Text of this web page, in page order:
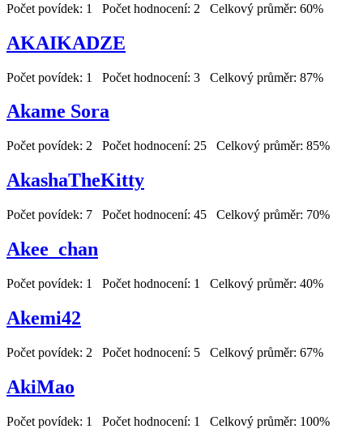
Počet povídek: 1 Počet hodnocení: 2 Celkový průměr: 60%
AKAIKADZE
Počet povídek: 1 Počet hodnocení: 3 Celkový průměr: 87%
Akame Sora
Počet povídek: 2 Počet hodnocení: 25 Celkový průměr: 85%
AkashaTheKitty
Počet povídek: 7 Počet hodnocení: 45 Celkový průměr: 70%
Akee_chan
Počet povídek: 1 Počet hodnocení: 1 Celkový průměr: 40%
Akemi42
Počet povídek: 2 Počet hodnocení: 5 Celkový průměr: 67%
AkiMao
Počet povídek: 1 Počet hodnocení: 1 Celkový průměr: 100%